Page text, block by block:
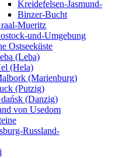
Kreidefelsen-Jasmund-
Binzer-Bucht
Mueritz
und-Umgebung
Ostseeküste
(Leba)
(Hela)
(Marienburg)
(Putzig)
(Danzig)
von Usedom
Russland-